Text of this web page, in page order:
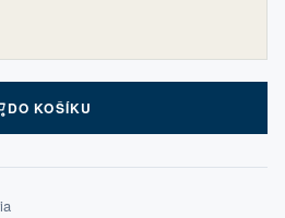
DO KOŠÍKU